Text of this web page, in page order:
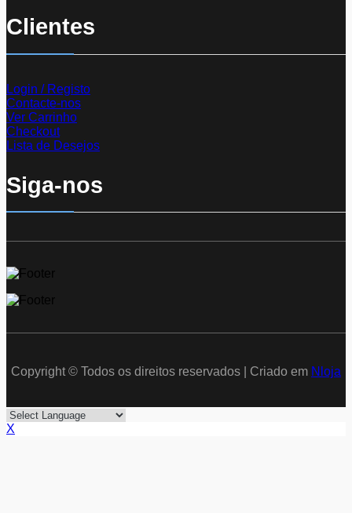
Clientes
Login / Registo
Contacte-nos
Ver Carrinho
Checkout
Lista de Desejos
Siga-nos
Copyright © Todos os direitos reservados | Criado em Nloja
X